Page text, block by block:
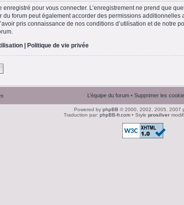
enregistré pour vous connecter. L’enregistrement ne prend que
du forum peut également accorder des permissions
pris connaissance de nos conditions d’utilisation et de notre
Politique de vie privée
L’équipe du forum • Supprimer les
Powered by phpBB © 2000, 2002, 2005, 2007
Traduction par: phpBB-fr.com• Style prosilver